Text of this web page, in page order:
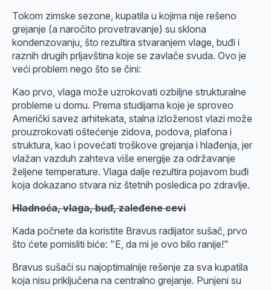
Tokom zimske sezone, kupatila u kojima nije rešeno
grejanje (a naročito provetravanje) su sklona
kondenzovanju, što rezultira stvaranjem vlage, buđi i
raznih drugih prljavština koje se zavlače svuda. Ovo je
veći problem nego što se čini:
Kao prvo, vlaga može uzrokovati ozbiljne strukturalne
probleme u domu. Prema studijama koje je sproveo
Američki savez arhitekata, stalna izloženost vlazi može
prouzrokovati oštećenje zidova, podova, plafona i
struktura, kao i povećati troškove grejanja i hlađenja, jer
vlažan vazduh zahteva više energije za održavanje
željene temperature. Vlaga dalje rezultira pojavom buđi
koja dokazano stvara niz štetnih posledica po zdravlje.
Hladnoća, vlaga, buđ, zaleđene cevi
Kada počnete da koristite Bravus radijator sušač, prvo
što ćete pomisliti biće: "E, da mi je ovo bilo ranije!"
Bravus sušači su najoptimalnije rešenje za sva kupatila
koja nisu priključena na centralno grejanje. Punjeni su